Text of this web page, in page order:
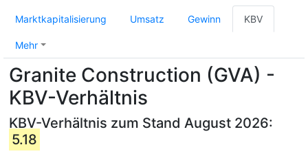
Marktkapitalisierung Umsatz Gewinn KBV
Mehr
Granite Construction (GVA) -
KBV-Verhältnis
KBV-Verhältnis zum Stand August 2026:
5.18